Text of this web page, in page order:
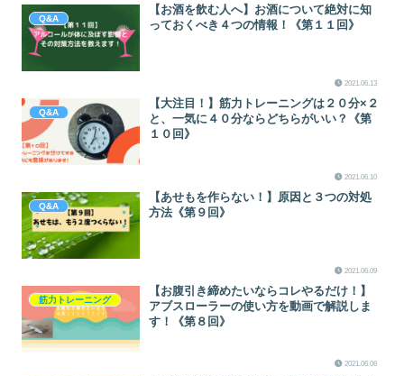
Q&A
【お酒を飲む人へ】お酒について絶対に知
っておくべき４つの情報！《第１１回》
2021.06.13
Q&A
【大注目！】筋力トレーニングは２０分×２
と、一気に４０分ならどちらがいい？《第
１０回》
2021.06.10
Q&A
【あせもを作らない！】原因と３つの対処
方法《第９回》
2021.06.09
筋力トレーニング
【お腹引き締めたいならコレやるだけ！】
アブスローラーの使い方を動画で解説しま
す！《第８回》
2021.06.06